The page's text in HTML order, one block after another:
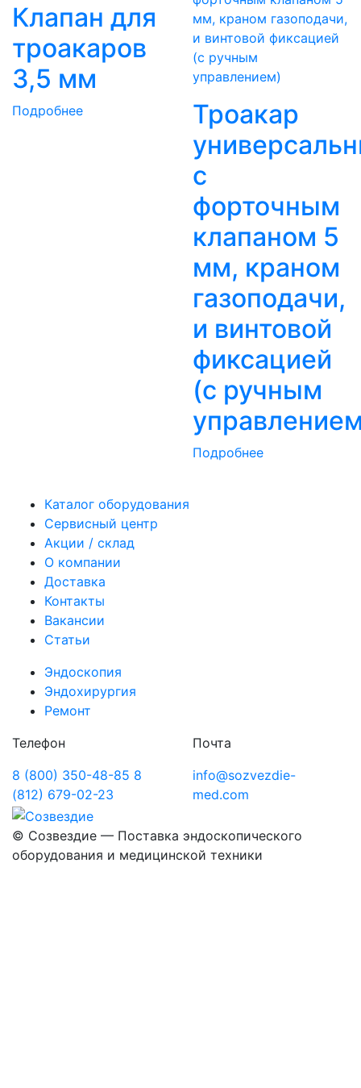
Клапан для
троакаров
3,5 мм
Подробнее
Троакар
с
форточным
клапаном 5
мм, краном
газоподачи,
и винтовой
фиксацией
(с ручным
Подробнее
Каталог оборудования
Сервисный центр
Акции / склад
О компании
Доставка
Контакты
Вакансии
Статьи
Эндоскопия
Эндохирургия
Ремонт
Телефон
8 (800) 350-48-85 8
(812) 679-02-23
Почта
info@sozvezdie-
med.com
© Созвездие — Поставка эндоскопического
оборудования и медицинской техники